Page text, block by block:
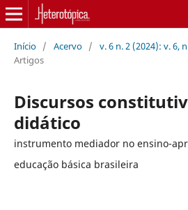
Início / Acervo / v. 6 n. 2 (2024): v. 6,
Artigos
Discursos
didático
instrumento mediador no ensino-
educação básica brasileira